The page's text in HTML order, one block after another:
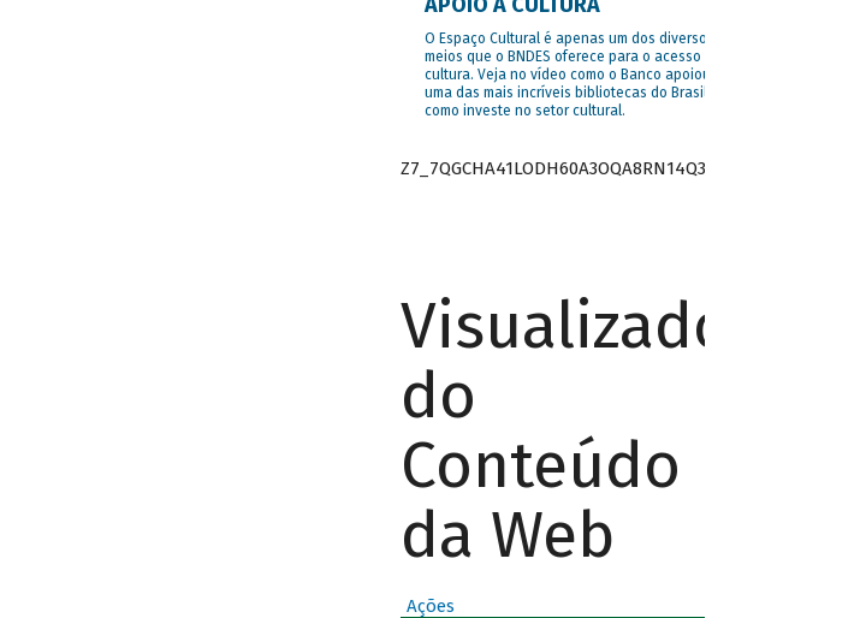
APOIO À CULTURA
O Espaço Cultural é apenas um dos diversos
meios que o BNDES oferece para o acesso à
cultura. Veja no vídeo como o Banco apoiou
uma das mais incríveis bibliotecas do Brasil e
como investe no setor cultural.
Z7_7QGCHA41LODH60A3OQA8RN14Q3
Visualizador
do
Conteúdo
da Web
Ações